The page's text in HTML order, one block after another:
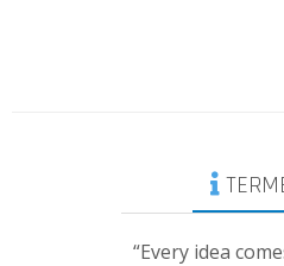
“Every idea